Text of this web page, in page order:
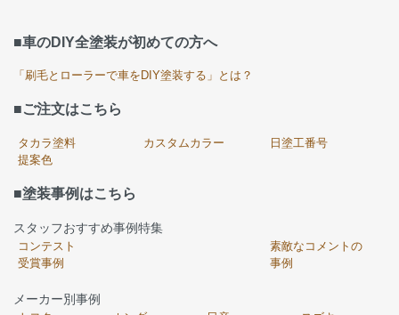
■車のDIY全塗装が初めての方へ
「刷毛とローラーで車をDIY塗装する」とは？
■ご注文はこちら
タカラ塗料
提案色
カスタムカラー 日塗工番号
■塗装事例はこちら
スタッフおすすめ事例特集
コンテスト
受賞事例
素敵なコメントの
事例
メーカー別事例